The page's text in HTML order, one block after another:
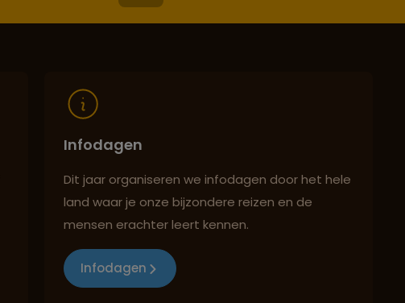
Infodagen
Dit jaar organiseren we infodagen door het hele
land waar je onze bijzondere reizen en de
mensen erachter leert kennen.
Infodagen